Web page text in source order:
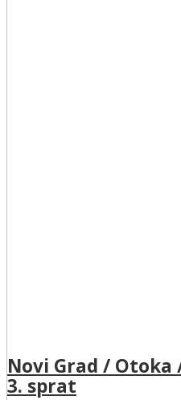
Novi Grad /
3. sprat